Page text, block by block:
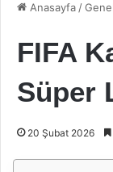
Anasayfa /Genel
FIFA
Süper
20 Şubat 2026